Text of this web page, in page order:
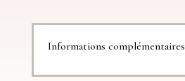
Informations complémentaires